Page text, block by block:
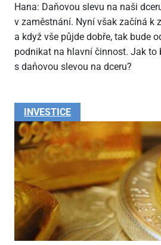
Hana: Daňovou slevu na naši
v zaměstnání. Nyní však začíná k
a když vše půjde dobře, tak bude
podnikat na hlavní činnost. Jak to
s daňovou slevou na dceru?
INVESTICE